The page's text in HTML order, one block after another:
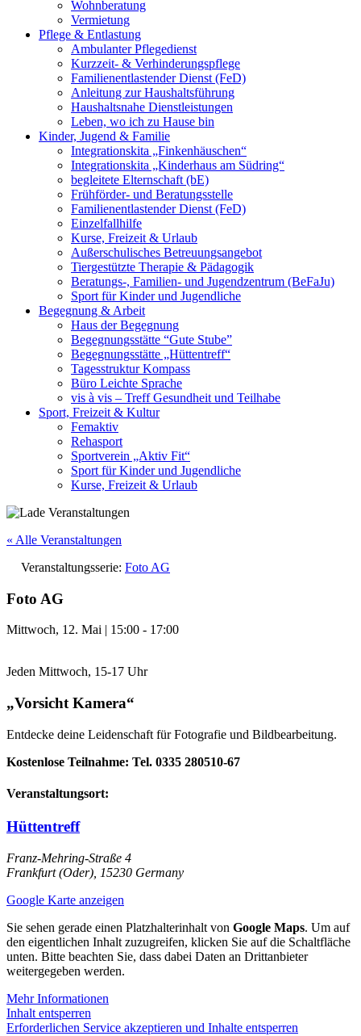
Wohnberatung
Vermietung
Pflege & Entlastung
Ambulanter Pflegedienst
Kurzzeit- & Verhinderungspflege
Familienentlastender Dienst (FeD)
Anleitung zur Haushaltsführung
Haushaltsnahe Dienstleistungen
Leben, wo ich zu Hause bin
Kinder, Jugend & Familie
Integrationskita „Finkenhäuschen“
Integrationskita „Kinderhaus am Südring“
begleitete Elternschaft (bE)
Frühförder- und Beratungsstelle
Familienentlastender Dienst (FeD)
Einzelfallhilfe
Kurse, Freizeit & Urlaub
Außerschulisches Betreuungsangebot
Tiergestützte Therapie & Pädagogik
Beratungs-, Familien- und Jugendzentrum (BeFaJu)
Sport für Kinder und Jugendliche
Begegnung & Arbeit
Haus der Begegnung
Begegnungsstätte “Gute Stube”
Begegnungsstätte „Hüttentreff“
Tagesstruktur Kompass
Büro Leichte Sprache
vis à vis – Treff Gesundheit und Teilhabe
Sport, Freizeit & Kultur
Femaktiv
Rehasport
Sportverein „Aktiv Fit“
Sport für Kinder und Jugendliche
Kurse, Freizeit & Urlaub
« Alle Veranstaltungen
Veranstaltungsserie: Foto AG
Foto AG
Mittwoch, 12. Mai | 15:00 - 17:00
Jeden Mittwoch, 15-17 Uhr
„Vorsicht Kamera“
Entdecke deine Leidenschaft fürFotografie und Bildbearbeitung.
Kostenlose Teilnahme: Tel. 0335 280510‑67
Veranstaltungsort:
Hüttentreff
Franz-Mehring-Straße 4
Frankfurt (Oder) 15230 Germany
Google Karte anzeigen
Sie sehen gerade einen Platzhalterinhalt von Google Maps. Um auf
den eigentlichen Inhalt zuzugreifen, klicken Sie auf die Schaltfläche
unten. Bitte beachten Sie, dass dabei Daten an Drittanbieter
weitergegeben werden.
Mehr Informationen
Inhalt entsperren
Erforderlichen Service akzeptieren und Inhalte entsperren